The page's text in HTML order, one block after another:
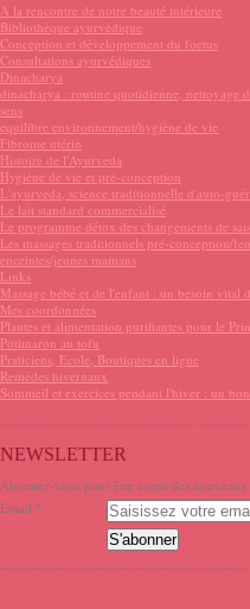
A la rencontre de notre beauté intérieure
Bibliothèque ayurvédique
Conception et développement du foetus
Consultations ayurvédiques
Dinacharya
dinacharya : routine quotidienne, nettoyage
sens
equilibre environnement/hygiène de vie
Fibrome utérin
Histoire de l'Ayurveda
Hygiène de vie et pré-conception
L'ayurveda, science traditionnelle d'auto-
Le lait standard commercialisé
Le programme détox des changements de
Les massages traditionnels pré-conception/
enceintes/jeunes mamans
Links
Massage bébé et de l'enfant : un besoin vital
Mes coordonnées
Plantes et alimentation purifiantes pour le
Potimaron au tofu
Praticiens, Ecole, Boutiques en ligne
Remèdes hivernaux
Sommeil et exercices pendant l'hiver : un
NEWSLETTER
Abonnez-vous pour être averti des
Email